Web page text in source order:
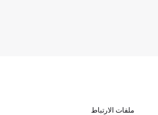
ملفات الارتباط